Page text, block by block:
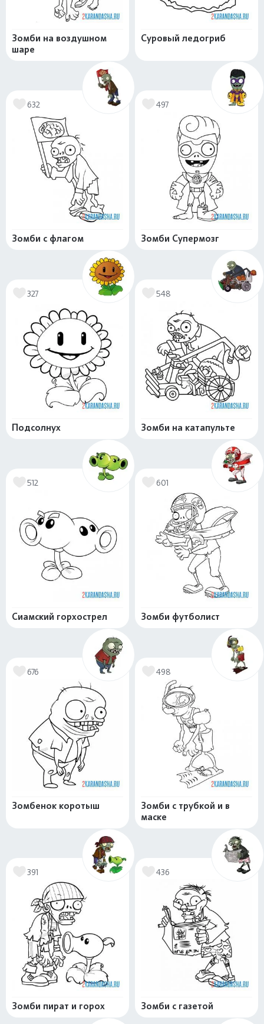
Зомби на воздушном
шаре
Суровый ледогриб
632
Зомби с флагом
497
Зомби Супермозг
327
Подсолнух
548
Зомби на катапульте
512
Сиамский горхострел
601
Зомби футболист
676
Зомбенок коротыш
498
Зомби с трубкой и в
маске
391
Зомби пират и горох
436
Зомби с газетой